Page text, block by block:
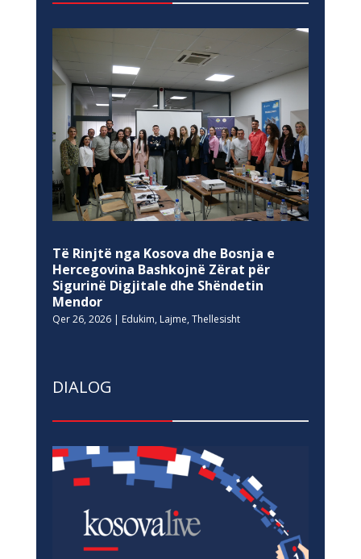
Të Rinjtë nga Kosova dhe Bosnja e
Hercegovina Bashkojnë Zërat për
Sigurinë Digjitale dhe Shëndetin
Mendor
Qer 26, 2026| Edukim, Lajme, Thellesisht
DIALOG